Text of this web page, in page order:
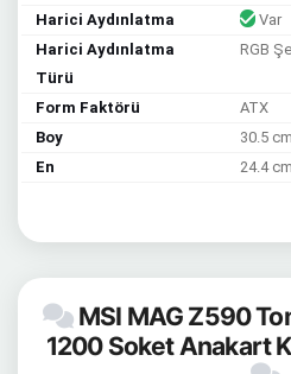
Harici Aydınlatma
Var
Harici Aydınlatma
Türü
RGB
Form Faktörü
ATX
Boy
30.5 cm
En
24.4 cm
MSI MAG Z590
1200 Soket Anakart